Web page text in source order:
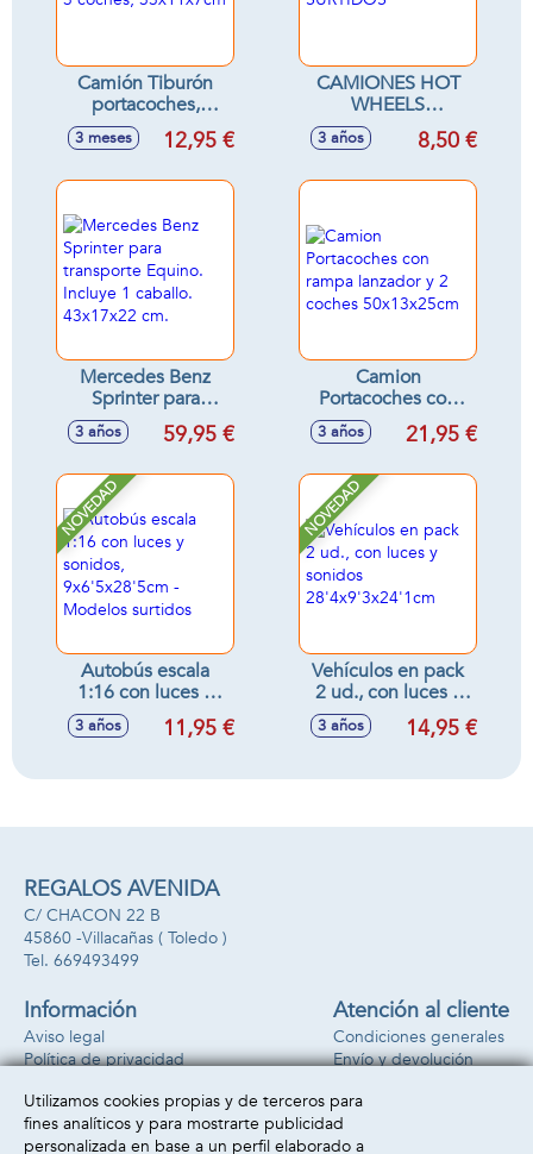
Camión Tiburón
portacoches,
incluye 3 coches,
33x11x7cm
3 meses 12,95 €
CAMIONES HOT
WHEELS
MODELOS
SURTIDOS
3 años 8,50 €
Mercedes Benz
Sprinter para
transporte Equino.
Incluye 1 caballo.
3 años 59,95 €
Camion
Portacoches con
rampa lanzador y 2
coches
3 años 21,95 €
NOVEDAD
Autobús escala
1:16 con luces y
sonidos,
9x6'5x28'5cm -
3 años 11,95 €
NOVEDAD
Vehículos en pack
2 ud., con luces y
sonidos
28'4x9'3x24'1cm
3 años 14,95 €
REGALOS AVENIDA
C/ CHACON 22 B
45860 -Villacañas ( Toledo )
669493499
Información
Aviso legal
Política de privacidad
Atención al cliente
Condiciones generales
Envío y devolución
Formas de pago
Utilizamos cookies propias y de terceros para
fines analíticos y para mostrarte publicidad
personalizada en base a un perfil elaborado a